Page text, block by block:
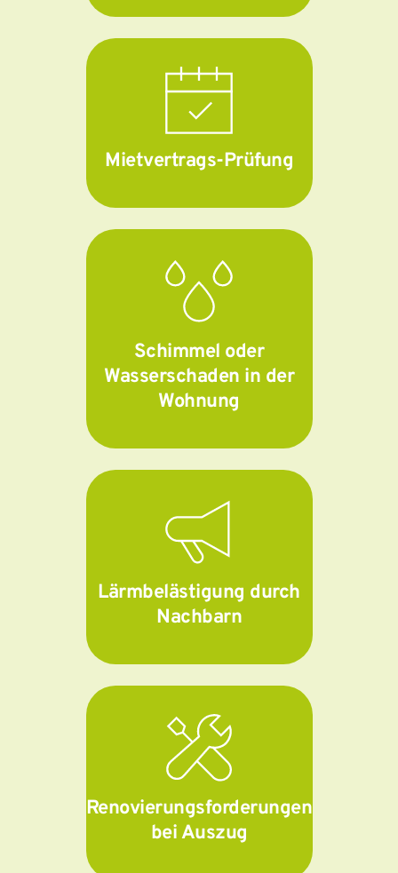
Mietvertrags-Prüfung
Schimmel oder
Wasserschaden in der
Wohnung
Lärmbelästigung durch
Nachbarn
Renovierungsforderungen
bei Auszug